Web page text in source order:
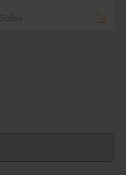
Sofos